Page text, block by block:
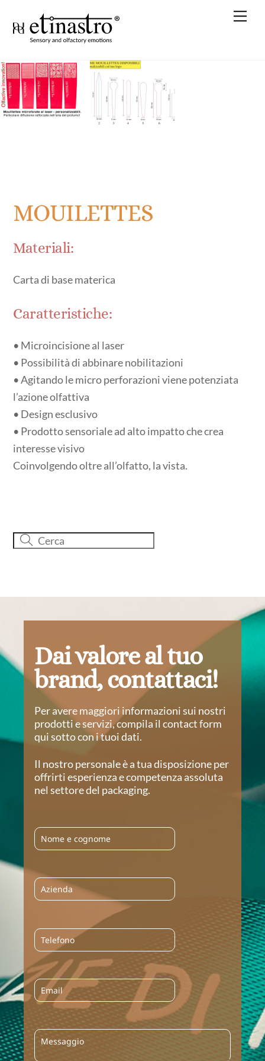
content
MOUILETTES
Materiali:
Carta di base materica
Caratteristiche:
•⁠ ⁠Microincisione al laser
•⁠ ⁠Possibilità di abbinare nobilitazioni
•⁠ ⁠Agitando le micro perforazioni viene potenziata
l’azione olfattiva
•⁠ ⁠Design esclusivo
•⁠ ⁠Prodotto sensoriale ad alto impatto che crea
interesse visivo
Coinvolgendo oltre all’olfatto, la vista.
Dai valore al tuo
brand, contattaci!
Per avere maggiori informazioni sui nostri
prodotti e servizi, compila il contact form
qui sotto con i tuoi dati.
Il nostro personale è a tua disposizione per
offrirti esperienza e competenza assoluta
nel settore del packaging.